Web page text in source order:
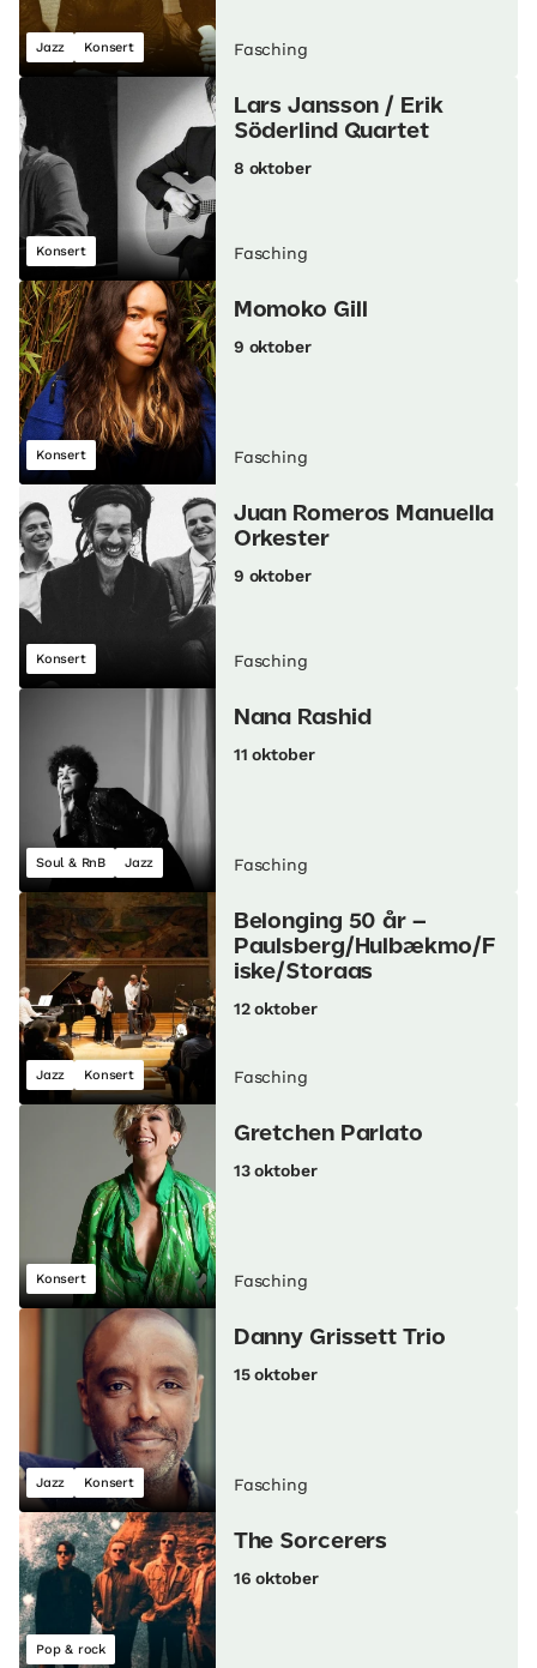
Jazz Konsert Fasching
Konsert
Lars Jansson / Erik
Söderlind Quartet
8 oktober
Fasching
Konsert
Momoko Gill
9 oktober
Fasching
Konsert
Juan Romeros Manuella
Orkester
9 oktober
Fasching
Soul & RnB Jazz
Nana Rashid
11 oktober
Fasching
Jazz Konsert
Belonging 50 år –
Paulsberg/Hulbækmo/F
iske/Storaas
12 oktober
Fasching
Konsert
Gretchen Parlato
13 oktober
Fasching
Jazz Konsert
Danny Grissett Trio
15 oktober
Fasching
Pop & rock
The Sorcerers
16 oktober